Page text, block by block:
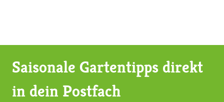
Saisonale Gartentipps direkt
in dein Postfach